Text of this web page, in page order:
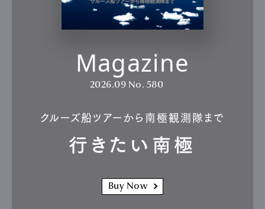
Magazine
2026.09 No. 580
クルーズ船ツアーから南極観測隊まで
行きたい南極
Buy Now